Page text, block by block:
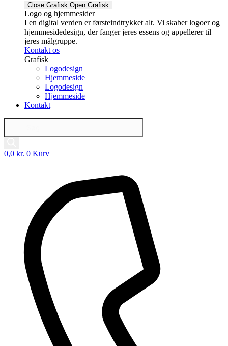
Close Grafisk Open Grafisk
Logo og hjemmesider
I en digital verden er førsteindtrykket alt. Vi skaber logoer og
hjemmesidedesign, der fanger jeres essens og appellerer til
jeres målgruppe.
Kontakt os
Grafisk
Logodesign
Hjemmeside
Logodesign
Hjemmeside
Kontakt
Products
0,0 kr. 0 Kurv